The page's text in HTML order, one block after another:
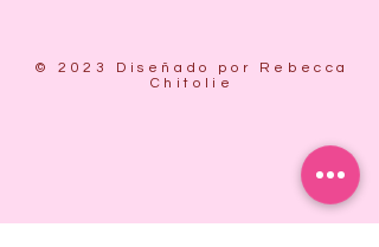
© 2023 Diseñado por Rebecca
Chitolie